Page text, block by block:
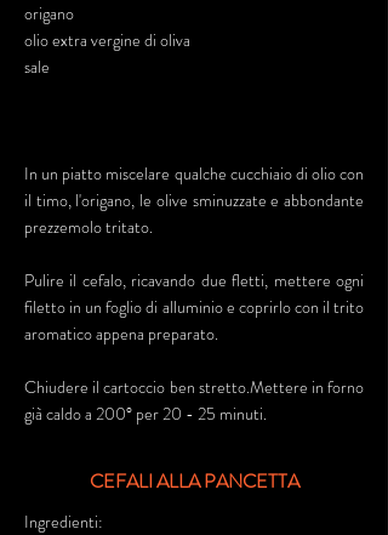
origano
olio extra vergine di oliva
sale
In un piatto miscelare qualche cucchiaio di olio con
il timo, l'origano, le olive sminuzzate e abbondante
prezzemolo tritato.
Pulire il cefalo, ricavando due fletti, mettere ogni
filetto in un foglio di alluminio e coprirlo con il trito
aromatico appena preparato.
Chiudere il cartoccio ben stretto.Mettere in forno
già caldo a 200° per 20 - 25 minuti.
CEFALI ALLA PANCETTA
Ingredienti: